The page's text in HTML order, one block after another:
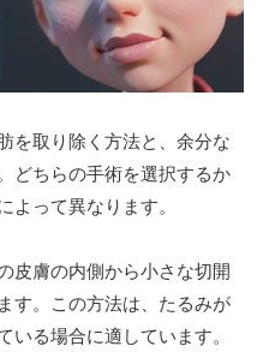
を取り除く方法と、余分な
どちらの手術を選択するか
よって異なります。
皮膚の内側から小さな切開
す。この方法は、たるみが
いる場合に適しています。